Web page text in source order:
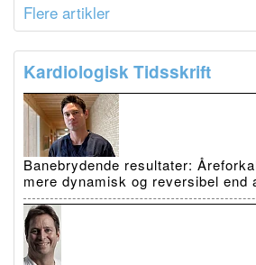
Flere artikler
Kardiologisk Tidsskrift
Banebrydende resultater:
mere dynamisk og reversibel end